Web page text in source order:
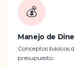
💰
Manejo de
Conceptos básicos
presupuesto.